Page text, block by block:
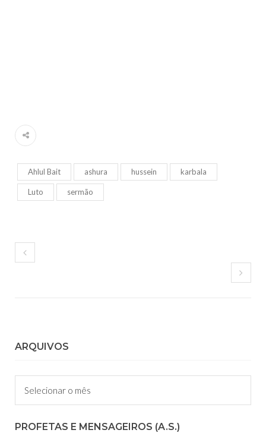
Ahlul Bait ashura hussein karbala
Luto sermão
ARQUIVOS
Arquivos
PROFETAS E MENSAGEIROS (A.S.)